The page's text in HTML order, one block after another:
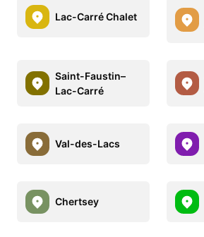
Lac-Carré Chalet
Saint-Faustin–
Lac-Carré
Val-des-Lacs
Chertsey